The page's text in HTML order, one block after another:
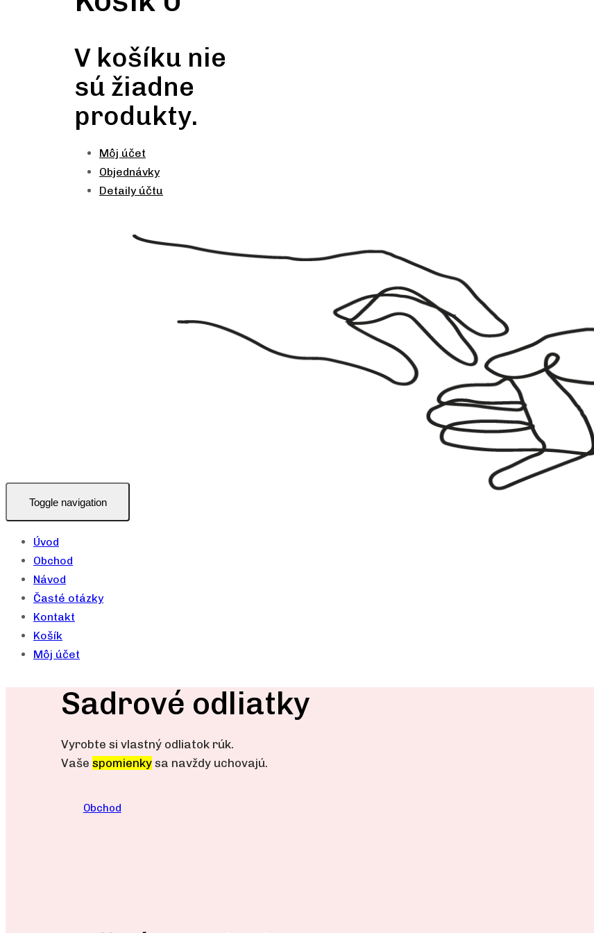
V košíku nie
sú žiadne
produkty.
Môj účet
Objednávky
Detaily účtu
Toggle navigation
Úvod
Obchod
Návod
Časté otázky
Kontakt
Košík
Môj účet
Sadrové odliatky
Vyrobte si vlastný odliatok rúk.
Vašespomienky sa navždy uchovajú.
Obchod